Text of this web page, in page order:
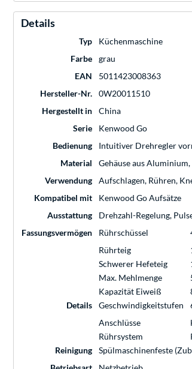
Details
Typ
Küchenmaschine
Farbe
grau
EAN
5011423008363
Hersteller-Nr.
0W20011510
Hergestellt in
China
Serie
Kenwood Go
Bedienung
Intuitiver Drehregler
Material
Gehäuse aus Aluminium,
Verwendung
Aufschlagen, Rühren,
Kompatibel mit
Kenwood Go Aufsätze
Ausstattung
Drehzahl-Regelung,
Fassungsvermögen
Rührschüssel
Rührteig
Schwerer Hefeteig
Max. Mehlmenge
Kapazität Eiweiß
Details
Geschwindigkeitstufen
Anschlüsse
Rührsystem
Reinigung
Spülmaschinenfeste